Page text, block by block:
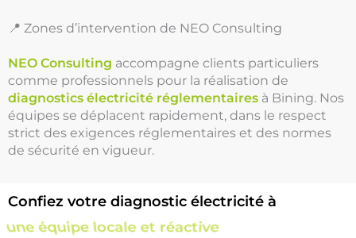
📍 Zones d’intervention de NEO Consulting
NEO Consulting accompagne clients particuliers
comme professionnels pour la réalisation de
diagnostics électricité réglementaires à Bining. Nos
équipes se déplacent rapidement, dans le respect
strict des exigences réglementaires et des normes
de sécurité en vigueur.
Confiez votre diagnostic électricité à
une équipe locale et réactive